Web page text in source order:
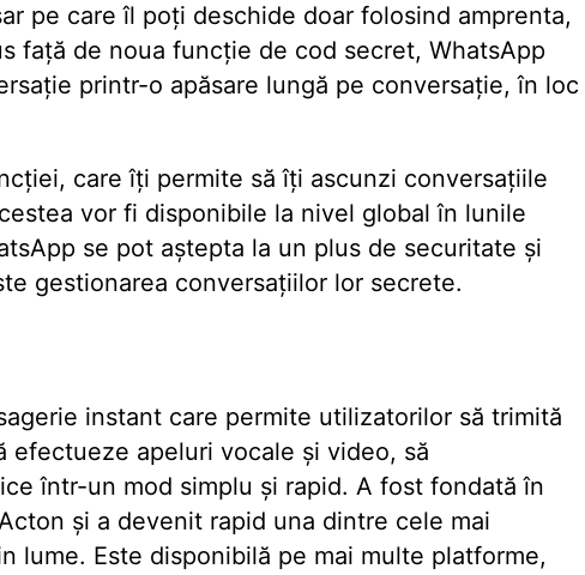
pe care îl poți deschide doar folosind amprenta,
față de noua funcție de cod secret, WhatsApp
printr-o apăsare lungă pe conversație, în loc
care îți permite să îți ascunzi conversațiile
vor fi disponibile la nivel global în lunile
se pot aștepta la un plus de securitate și
gestionarea conversațiilor lor secrete.
instant care permite utilizatorilor să trimită
efectueze apeluri vocale și video, să
într-un mod simplu și rapid. A fost fondată în
și a devenit rapid una dintre cele mai
lume. Este disponibilă pe mai multe platforme,